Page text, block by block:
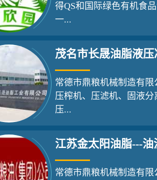
得QS和国际绿色有机食
一...
茂名市长晟油脂液压
常德市鼎粮机械制造有
压榨机、压滤机、固液
压...
江苏金太阳油脂---油
常德市鼎粮机械制造有